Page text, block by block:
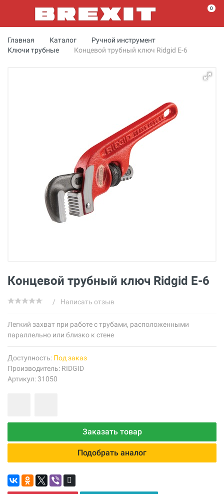
0
Главная Каталог
Ручной инструмент
Ключи трубные
Концевой трубный ключ Ridgid E-6
Концевой трубный ключ Ridgid E-6
/ Написать отзыв
Легкий захват при работе с трубами, расположенными
параллельно или близко к стене
Доступность: Под заказ
Производитель: RIDGID
Артикул: 31050
Заказать товар
Подобрать аналог